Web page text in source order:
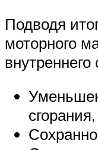
Подводя
моторного